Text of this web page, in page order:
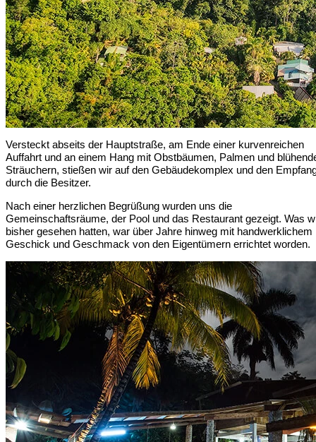
Versteckt abseits der Hauptstraße, am Ende einer kurvenreichen
Auffahrt und an einem Hang mit Obstbäumen, Palmen und
Sträuchern, stießen wir auf den Gebäudekomplex und den
durch die Besitzer.
Nach einer herzlichen Begrüßung wurden uns die
Gemeinschaftsräume, der Pool und das Restaurant gezeigt. Was
bisher gesehen hatten, war über Jahre hinweg mit handwerklichem
Geschick und Geschmack von den Eigentümern errichtet worden.